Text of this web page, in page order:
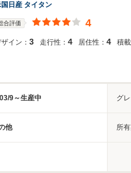
日産 タイタン
合評価 4
イン： 3 走行性： 4 居住性： 4 積載
9～生産中 グ
他 所